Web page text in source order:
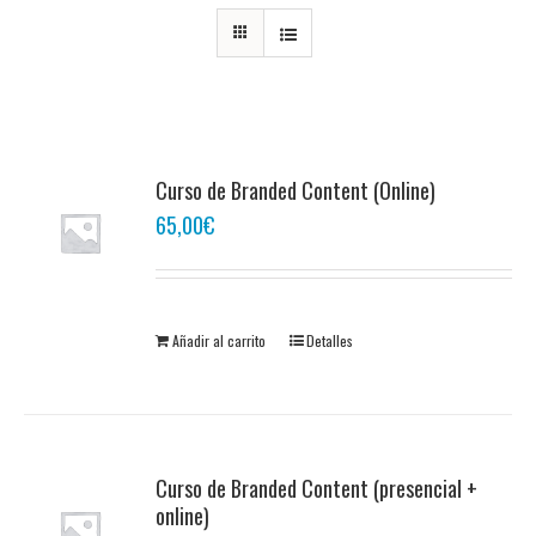
Curso de Branded Content (Online)
65,00€
Añadir al carrito Detalles
Curso de Branded Content (presencial +
online)